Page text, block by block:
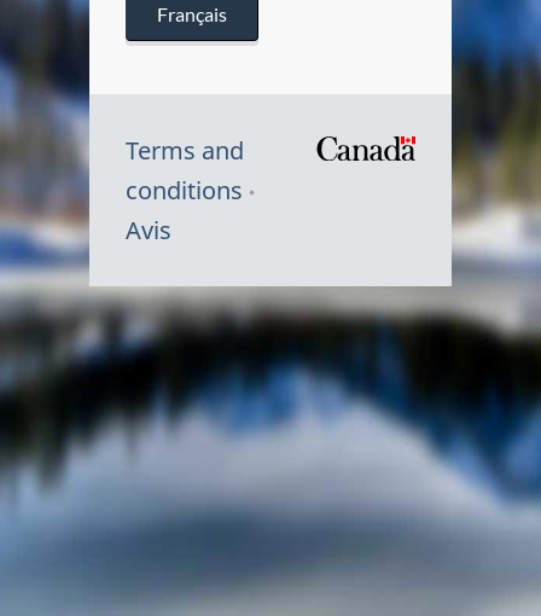
Français
Terms and
conditions
Avis
Symbole
du
Canada